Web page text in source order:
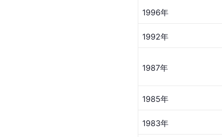
1996年
1992年
1987年
1985年
1983年